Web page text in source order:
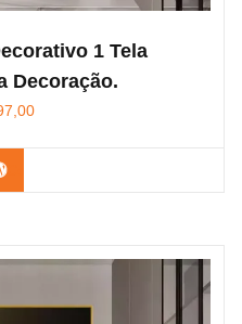
1 Tela
Decoração.
Confira na Amazon